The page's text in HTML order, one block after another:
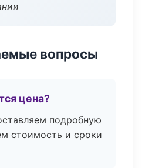
вопросы
цена?
подробную
стоимость и сроки